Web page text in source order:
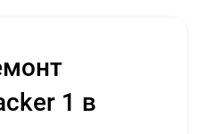
1 в